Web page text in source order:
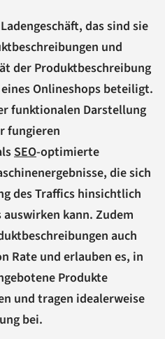
das sind sie
und
der Produktbeschreibung
Onlineshops beteiligt.
funktionalen Darstellung
fungieren
SEO-optimierte
die sich
des Traffics hinsichtlich
kann. Zudem
auch
Rate und erlauben es, in
Produkte
und tragen idealerweise
bei.